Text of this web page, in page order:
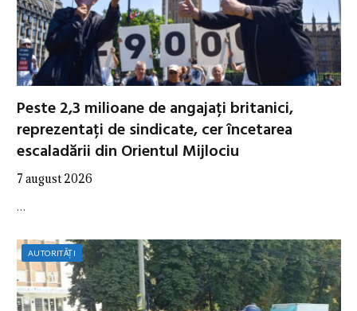
Peste 2,3 milioane de angajați britanici,
reprezentați de sindicate, cer încetarea
escaladării din Orientul Mijlociu
7 august 2026
…
AUTORITĂȚI